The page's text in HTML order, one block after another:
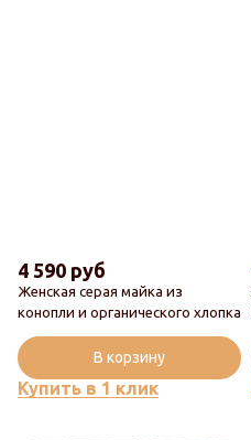
Женская серая майка из
конопли и органического хлопка
4 590 руб
Купить в 1 клик
В корзину